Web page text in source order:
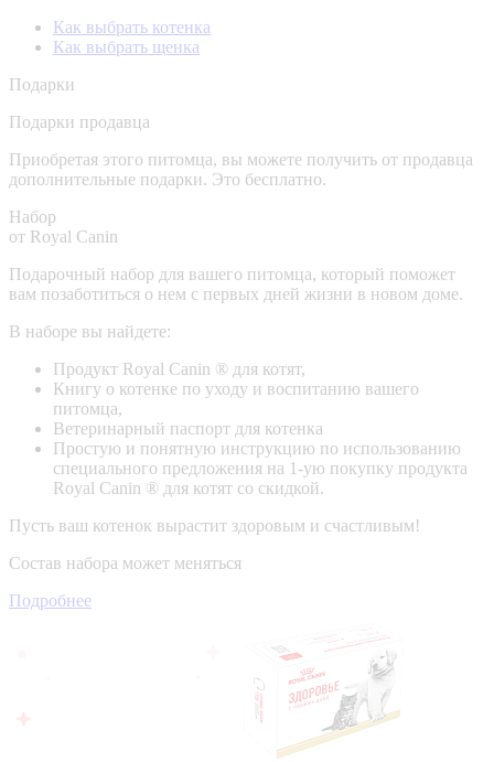
Как выбрать котенка
Как выбрать щенка
Подарки
Подарки продавца
Приобретая этого питомца, вы можете получить от продавца
дополнительные подарки. Это бесплатно.
Набор
от Royal Canin
Подарочный набор для вашего питомца, который поможет
вам позаботиться о нем с первых дней жизни в новом доме.
В наборе вы найдете:
Продукт Royal Canin ® для котят,
Книгу о котенке по уходу и воспитанию вашего
питомца,
Ветеринарный паспорт для котенка
Простую и понятную инструкцию по использованию
специального предложения на 1-ую покупку продукта
Royal Canin ® для котят со скидкой.
Пусть ваш котенок вырастит здоровым и счастливым!
Состав набора может меняться
Подробнее